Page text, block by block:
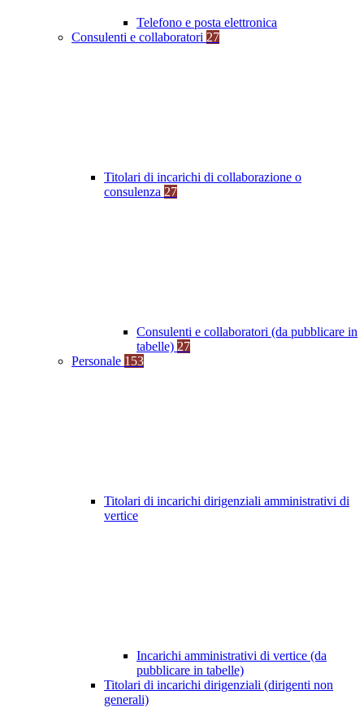
Telefono e posta elettronica
Consulenti e collaboratori 27
Titolari di incarichi di collaborazione o
consulenza 27
Consulenti e collaboratori (da pubblicare in
tabelle) 27
Personale 153
Titolari di incarichi dirigenziali amministrativi di
vertice
Incarichi amministrativi di vertice (da
pubblicare in tabelle)
Titolari di incarichi dirigenziali (dirigenti non
generali)